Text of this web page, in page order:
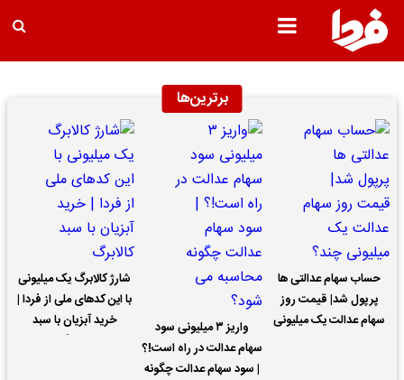
برترین‌ها
حساب سهام عدالتی ها
پرپول شد| قیمت روز
سهام عدالت یک میلیونی
واریز ۳ میلیونی سود
سهام عدالت در راه است!؟
| سود سهام عدالت چگونه
شارژ کالابرگ یک میلیونی
با این کدهای ملی از فردا |
خرید آبزیان با سبد